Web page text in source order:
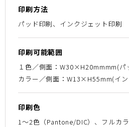
印刷方法
パッド印刷、インクジェット印刷
印刷可能範囲
１色／側面：W30×H20mmmm(パ
カラー／側面：W13×H55mm(イ
印刷色
1〜2色（Pantone/DIC）、フルカ